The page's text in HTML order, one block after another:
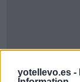
yotellevo.es -